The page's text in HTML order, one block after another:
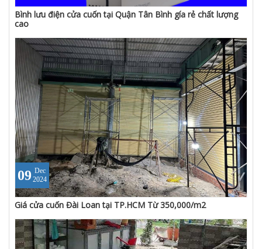
Bình lưu điện cửa cuốn tại Quận Tân Bình gía rẻ chất lượng
cao
09 Dec
2024
Giá cửa cuốn Đài Loan tại TP.HCM Từ 350,000/m2